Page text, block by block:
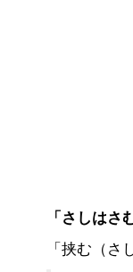
「さしはさ
「挟む（さ